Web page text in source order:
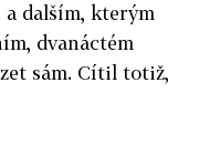
a dalším, kterým
dvanáctém
sám. Cítil totiž,